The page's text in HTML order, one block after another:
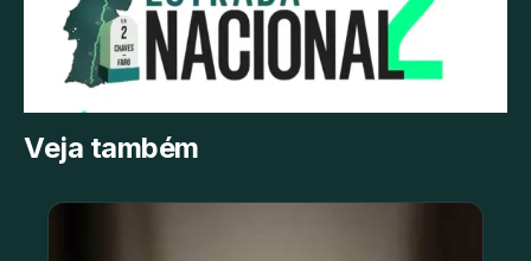
Veja também